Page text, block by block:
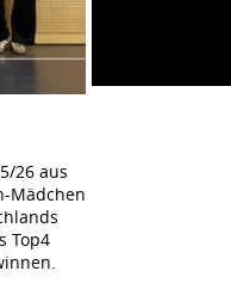
26 aus
Mädchen
Top4